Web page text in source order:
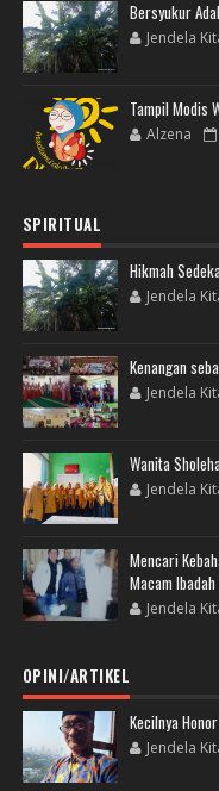
Bersyukur
Jendela
Tampil Modis
Alzena
SPIRITUAL
Hikmah
Jendela
Kenangan
Jendela
Wanita
Jendela
Mencari
Macam Ibadah
Jendela
OPINI/ARTIKEL
Kecilnya
Jendela